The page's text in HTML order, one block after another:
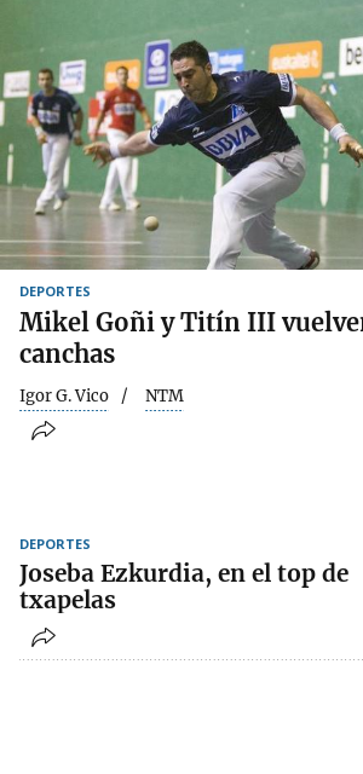
DEPORTES
Mikel Goñi y Titín III
canchas
Igor G. Vico NTM
DEPORTES
Joseba Ezkurdia, en el top de
txapelas